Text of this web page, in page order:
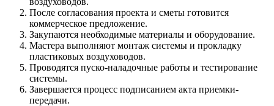
После согласования проекта и сметы готовится
коммерческое предложение.
Закупаются необходимые материалы и оборудование.
Мастера выполняют монтаж системы и прокладку
пластиковых воздуховодов.
Проводятся пуско-наладочные работы и тестирование
системы.
Завершается процесс подписанием акта приемки-
передачи.